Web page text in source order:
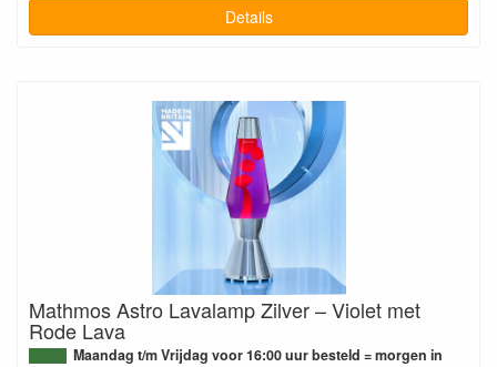
Details
Mathmos Astro Lavalamp Zilver – Violet met
Rode Lava
Maandag t/m Vrijdag voor 16:00 uur besteld = morgen in